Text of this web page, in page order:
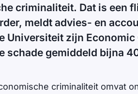
criminaliteit. Dat is een
meldt advies- en
Universiteit zijn
schade gemiddeld bijna
criminaliteit omvat